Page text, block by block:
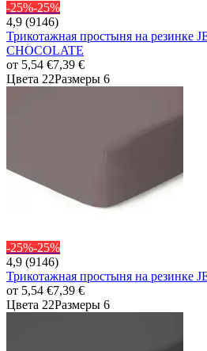
-25%-25%
4,9 (9146)
Трикотажная простыня на резинке
CHOCOLATE
от 5,54 €7,39 €
Цвета 22Размеры 6
-25%-25%
4,9 (9146)
Трикотажная простыня на резинке
от 5,54 €7,39 €
Цвета 22Размеры 6